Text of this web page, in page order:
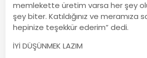
memlekette üretim varsa her şey
şey biter. Katıldığınız ve meramıza
hepinize teşekkür ederim” dedi.
İYİ DÜŞÜNMEK LAZIM